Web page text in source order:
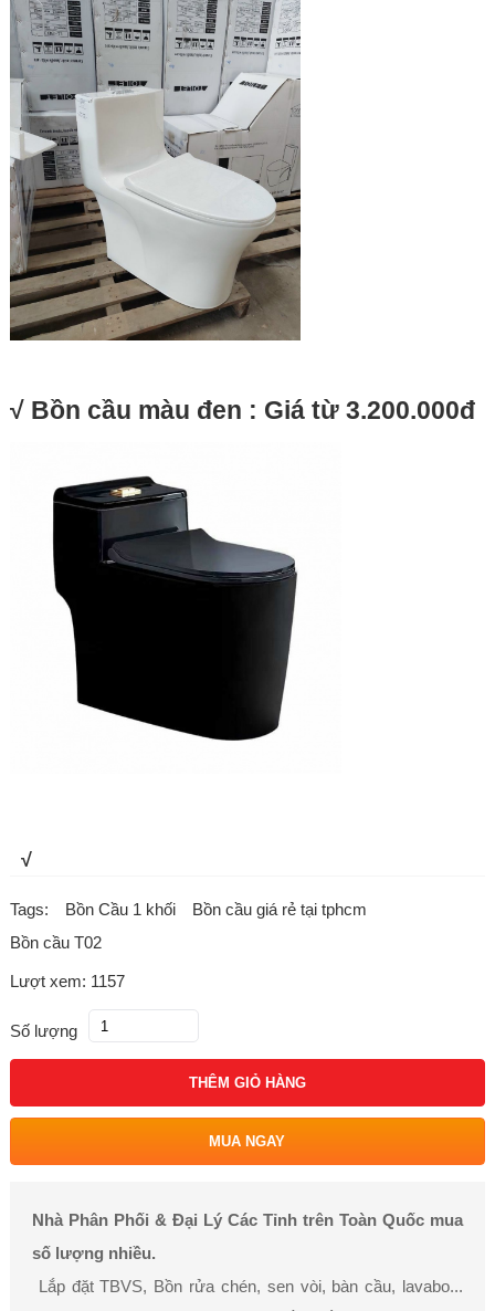
√ Bồn cầu màu đen : Giá từ 3.200.000đ
√
Tags: Bồn Cầu 1 khối
Bồn cầu giá rẻ tại tphcm
Bồn cầu T02
Lượt xem: 1157
Số lượng
THÊM GIỎ HÀNG
MUA NGAY
Nhà Phân Phối & Đại Lý Các Tỉnh trên Toàn Quốc mua
số lượng nhiều.
Lắp đặt TBVS, Bồn rửa chén, sen vòi, bàn cầu, lavabo...